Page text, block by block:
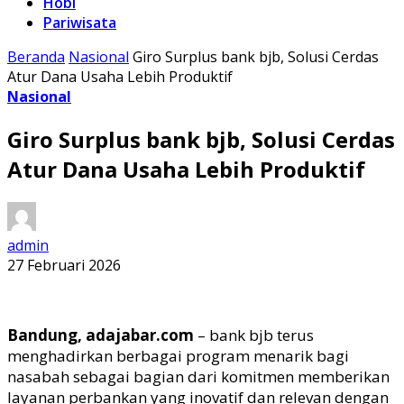
Pariwisata
Beranda Nasional Giro Surplus bank bjb, Solusi Cerdas
Atur Dana Usaha Lebih Produktif
Nasional
Giro Surplus bank bjb, Solusi Cerdas
Atur Dana Usaha Lebih Produktif
admin
27 Februari 2026
Bandung, adajabar.com – bank bjb terus
menghadirkan berbagai program menarik bagi
nasabah sebagai bagian dari komitmen memberikan
layanan perbankan yang inovatif dan relevan dengan